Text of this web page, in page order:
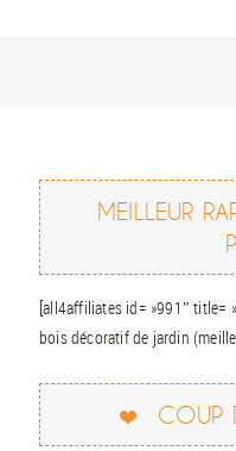
MEILLEUR
[all4affiliates id= »991″ title=
bois décoratif de jardin
COUP